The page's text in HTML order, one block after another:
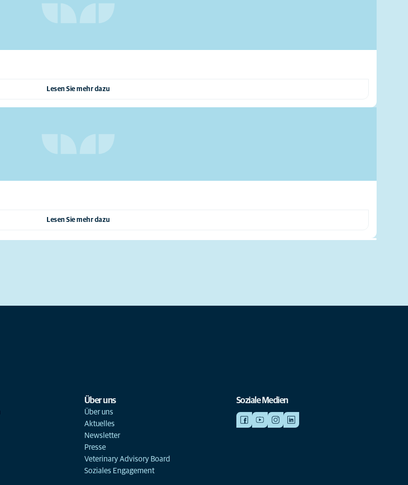
Lesen Sie mehr dazu
Lesen Sie mehr dazu
Über uns
Über uns
Aktuelles
Newsletter
Presse
Veterinary Advisory Board
Soziales Engagement
Soziale Medien